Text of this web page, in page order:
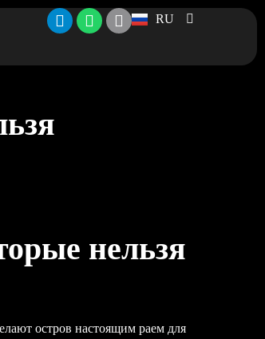
RU
нельзя
остров настоящим раем для